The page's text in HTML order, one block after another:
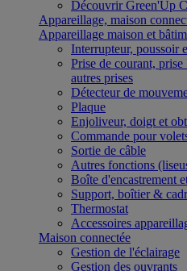
Découvrir Green'Up
Appareillage, maison
Appareillage maison et
Interrupteur, poussoir
Prise de courant,
autres prises
Détecteur de
Plaque
Enjoliveur, doigt et
Commande pour
Sortie de câble
Autres fonctions
Boîte d'encastrement
Support, boîtier &
Thermostat
Accessoires
Maison connectée
Gestion de l'éclairage
Gestion des ouvrants